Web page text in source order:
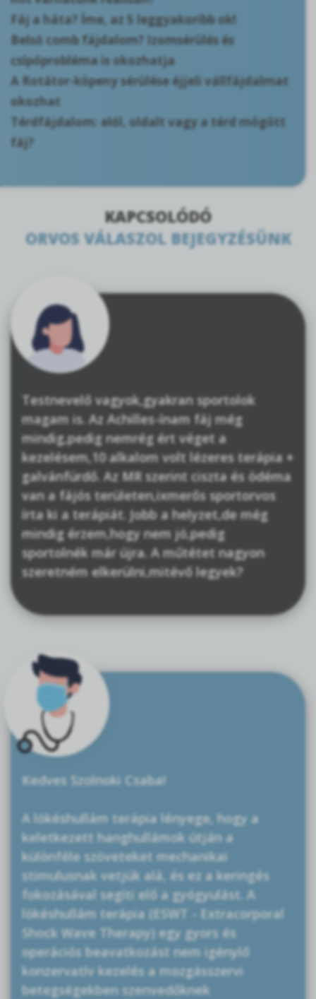
Fáj a háta? Íme, az 5 leggyakoribb ok!
Belső comb fájdalom? Izomsérülés és
csípőprobléma is okozhatja
A Rotátor-köpeny sérülése éjjeli vállfájdalmat
okozhat
Térdfájdalom: elől, oldalt vagy a térd mögött
fáj?
KAPCSOLÓDÓ
ORVOS VÁLASZOL BEJEGYZÉSÜNK
Testnevelő vagyok,gyakran sportolok
magam is. Az Achilles-ínam fáj még
mindig,pedig nemrég ért véget a
kezelésem,10 alkalom volt lézeres terápia +
galvánfürdő. Az MR szerint ciszta és ödéma
van a fájós területen,ixmerős sportorvos
írta ki a terápiát. Jobb a helyzet,de még
mindig érzem,hogy nem jó,pedig
sportolnék már újra. A műtétet nagyon
szeretném elkerülni,mitévő legyek?
Kedves Szolnoki Csaba!
A lökéshullám terápia lényege, hogy a
keletkezett hanghullámok útján a
különféle szöveteket mechanikai
stimulusnak vetjük alá, és ez a keringés
fokozásával segíti elő a gyógyulást. A
lökéshullám terápia (ESWT - Extracorporal
Shock Wave Therapy) egy gyors és
operációs beavatkozást nem igénylő
konzervatív kezelés a mozgásszervi
betegségekben szenvedőknek